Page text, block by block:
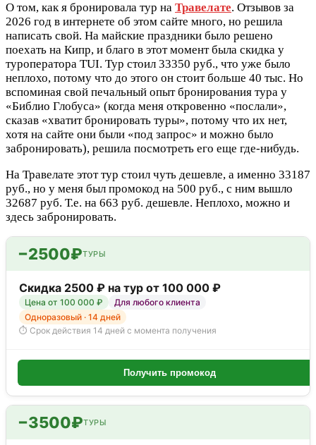
О том, как я бронировала тур на Травелате. Отзывов за
2026 год в интернете об этом сайте много, но решила
написать свой. На майские праздники было решено
поехать на Кипр, и благо в этот момент была скидка у
туроператора TUI. Тур стоил 33350 руб., что уже было
неплохо, потому что до этого он стоит больше 40 тыс. Но
вспоминая свой печальный опыт бронирования тура у
«Библио Глобуса» (когда меня откровенно «послали»,
сказав «хватит бронировать туры», потому что их нет,
хотя на сайте они были «под запрос» и можно было
забронировать), решила посмотреть его еще где-нибудь.
На Травелате этот тур стоил чуть дешевле, а именно 33187
руб., но у меня был промокод на 500 руб., с ним вышло
32687 руб. Т.е. на 663 руб. дешевле. Неплохо, можно и
здесь забронировать.
−2500₽ТУРЫ
Скидка 2500 ₽ на тур от 100 000 ₽
Цена от 100 000 ₽
Для любого клиента
Одноразовый · 14 дней
⏱ Срок действия 14 дней с момента получения
Получить промокод
−3500₽ТУРЫ